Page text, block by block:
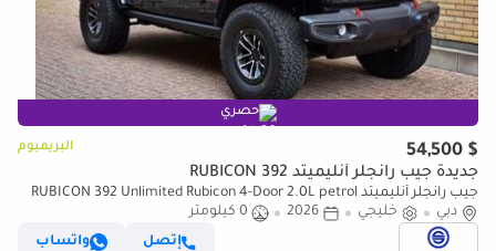
حصري
$ 54,500 البريميوم
جديدة جيب رانجلر أنليميتد RUBICON 392
جيب رانجلر أنليميتد RUBICON 392 Unlimited Rubicon 4-Door 2.0L petrol
4WD 8 Speed Automatic | 2026 Model | For Export
دبي خليجي 2026
0 كيلومتر
إتصل
واتساب